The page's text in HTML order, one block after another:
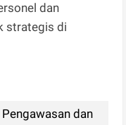
dan
strategis di
Pengawasan dan